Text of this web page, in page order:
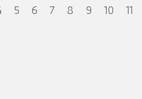
5 6 7 8 9 10 11